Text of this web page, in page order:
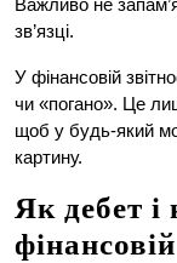
Важливо не
зв’язці.
У фінансовій
чи «погано». Це
щоб у будь-який
картину.
Як дебет